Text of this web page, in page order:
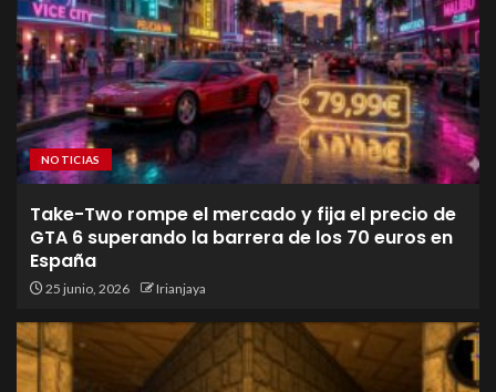
NOTICIAS
Take-Two rompe el mercado y fija el precio de
GTA 6 superando la barrera de los 70 euros en
España
25 junio, 2026 Irianjaya